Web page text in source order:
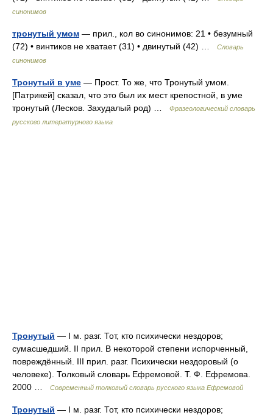
синонимов
тронутый умом — прил., кол во синонимов: 21 • безумный
(72) • винтиков не хватает (31) • двинутый (42) …
Словарь
синонимов
Тронутый в уме — Прост. То же, что Тронутый умом.
[Патрикей] сказал, что это был их мест крепостной, в уме
тронутый (Лесков. Захудалый род) …
Фразеологический словарь
русского литературного языка
Тронутый — I м. разг. Тот, кто психически нездоров;
сумасшедший. II прил. В некоторой степени испорченный,
повреждённый. III прил. разг. Психически нездоровый (о
человеке). Толковый словарь Ефремовой. Т. Ф. Ефремова.
2000 …
Современный толковый словарь русского языка Ефремовой
Тронутый — I м. разг. Тот, кто психически нездоров;